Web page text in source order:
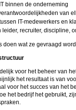
binnen de onderneming
van
IT-medewerkers en
leider, recruiter, discipline,
doen wat ze gevraagd
voor het beheer van
het resultaat is van
voor het succes van het
het bedrijf het gebruikt,